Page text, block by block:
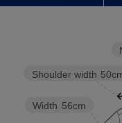
Width 56cm
Shoulder width